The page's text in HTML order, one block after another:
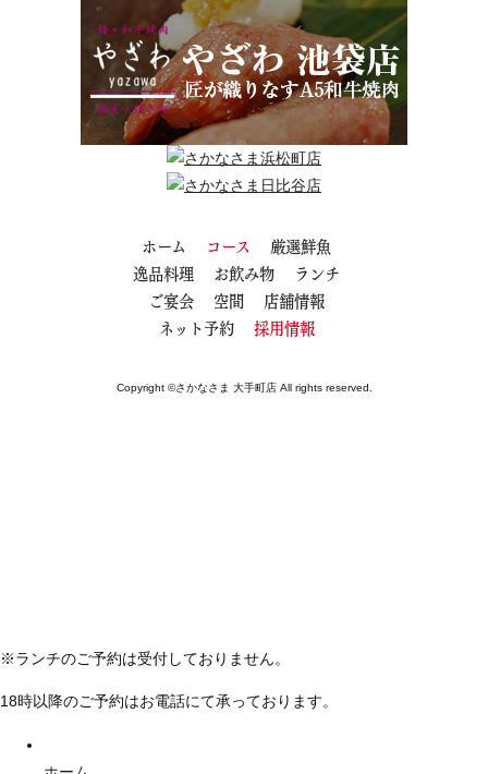
ホーム コース
厳選鮮魚
逸品料理
お飲み物
ランチ
ご宴会
空間
店舗情報
ネット予約
採用情報
Copyright ©さかなさま 大手町店 All rights reserved.
※ランチのご予約は受付しておりません。
18時以降のご予約はお電話にて承っております。